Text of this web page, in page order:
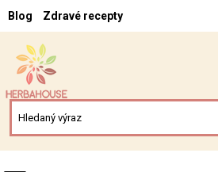
Blog Zdravé recepty